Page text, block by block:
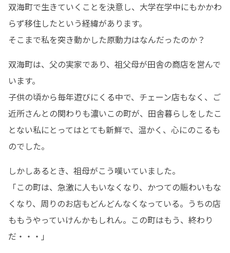
双海町で生きていくことを決意し、大学在学中にもかかわ
らず移住したという経緯があります。
そこまで私を突き動かした原動力はなんだったのか？
双海町は、父の実家であり、祖父母が田舎の商店を営んで
います。
子供の頃から毎年遊びにくる中で、チェーン店もなく、ご
近所さんとの関わりも濃いこの町が、田舎暮らしをしたこ
とない私にとってはとても新鮮で、温かく、心にのこるも
のでした。
しかしあるとき、祖母がこう嘆いていました。
「この町は、急激に人もいなくなり、かつての賑わいもな
くなり、周りのお店もどんどんなくなっている。うちの店
ももうやっていけんかもしれん。この町はもう、終わり
だ・・・」